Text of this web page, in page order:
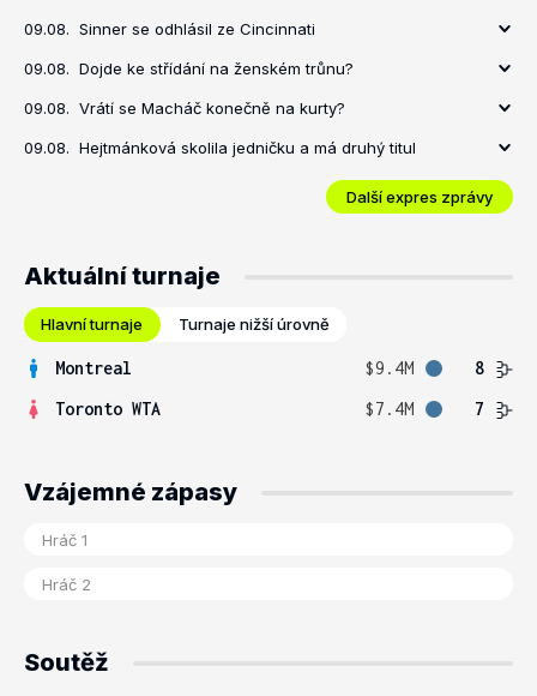
09.08. Sinner se odhlásil ze Cincinnati
09.08. Dojde ke střídání na ženském trůnu?
09.08. Vrátí se Macháč konečně na kurty?
09.08. Hejtmánková skolila jedničku a má druhý titul
Další expres zprávy
Aktuální turnaje
Hlavní turnaje Turnaje nižší úrovně
Montreal $9.4M
8
Toronto WTA
$7.4M 7
Vzájemné zápasy
Soutěž